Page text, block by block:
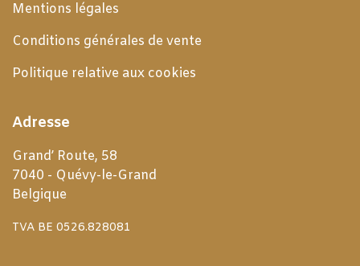
Mentions légales
Conditions générales de vente
Politique relative aux cookies
Adresse
Grand’ Route, 58
7040 - Quévy-le-Grand
Belgique
TVA BE 0526.828081